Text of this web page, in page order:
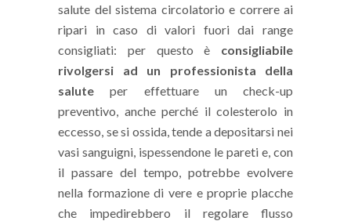
salute del sistema circolatorio e correre ai
ripari in caso di valori fuori dai range
consigliati: per questo è consigliabile
rivolgersi ad un professionista della
salute per effettuare un check-up
preventivo, anche perché il colesterolo in
eccesso, se si ossida, tende a depositarsi nei
vasi sanguigni, ispessendone le pareti e, con
il passare del tempo, potrebbe evolvere
nella formazione di vere e proprie placche
che impedirebbero il regolare flusso